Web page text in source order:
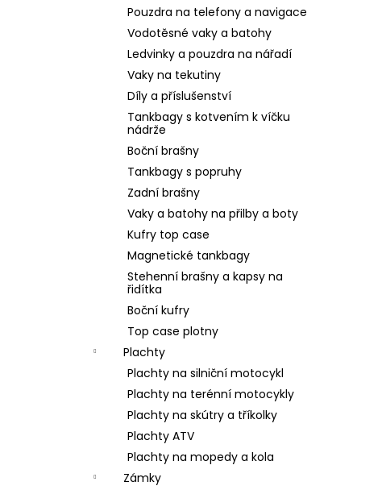
Pouzdra na telefony a navigace
Vodotěsné vaky a batohy
Ledvinky a pouzdra na nářadí
Vaky na tekutiny
Díly a příslušenství
Tankbagy s kotvením k víčku
nádrže
Boční brašny
Tankbagy s popruhy
Zadní brašny
Vaky a batohy na přilby a boty
Kufry top case
Magnetické tankbagy
Stehenní brašny a kapsy na
řidítka
Boční kufry
Top case plotny
Plachty
Plachty na silniční motocykl
Plachty na terénní motocykly
Plachty na skútry a tříkolky
Plachty ATV
Plachty na mopedy a kola
Zámky